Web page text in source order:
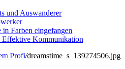
und Auswanderer
Farben eingefangen
Effektive Kommunikation
Profi/dreamstime_s_139274506.jpg